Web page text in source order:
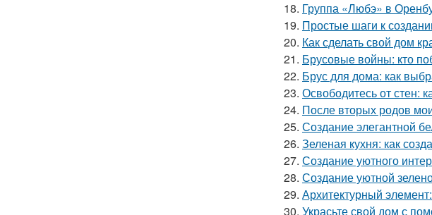
18. Группа «Любэ» в
19. Простые шаги к
20. Как сделать свой дом
21. Брусовые войны: кто
22. Брус для дома: как
23. Освободитесь от стен:
24. После вторых родов
25. Создание элегантной
26. Зеленая кухня: как
27. Создание уютного
28. Создание уютной
29. Архитектурный
30. Украсьте свой дом с